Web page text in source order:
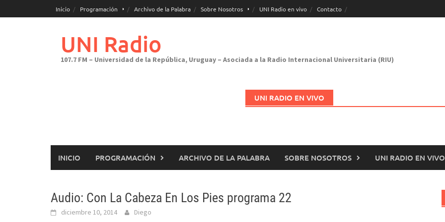
al
Inicio Programación Archivo de la Palabra Sobre Nosotros UNI Radio en vivo Contacto
UNI Radio
107.7 FM – Universidad de la República, Uruguay – Asociada a la Radio Internacional Universitaria (RIU)
UNI RADIO EN VIVO
INICIO PROGRAMACIÓN ARCHIVO DE LA PALABRA SOBRE NOSOTROS UNI RADIO EN VIVO
Audio: Con La Cabeza En Los Pies programa 22
diciembre 10, 2014 Diego